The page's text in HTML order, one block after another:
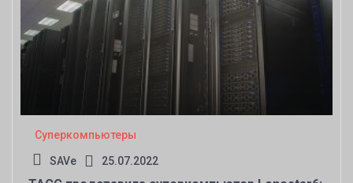
Суперкомпьютеры
SAVe 25.07.2022